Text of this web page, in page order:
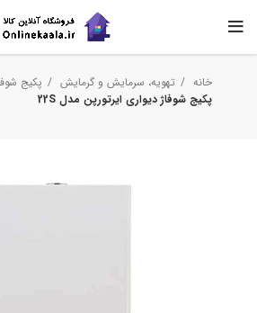
خانه تهویه، سرمایش و گرمایش
پکیج
پکیج شوفاژ دیواری ایرتورپن مدل 22S